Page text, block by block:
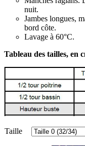
nuit.
Jambes longues,
bord côte.
Lavage à 60°C.
Tableau des tailles, en
Taille